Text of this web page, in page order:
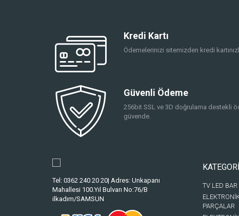
Kredi Kartı
Ödemelerinizi sitemizden kredi
Güvenli Ödeme
256bit SSL ve 3D doğrulama destekli
güvende.
Tel: 0362 240 20 20| Adres: Unkapanı
Mahallesi 100.Yıl Bulvarı No:76/B
ilkadım/SAMSUN
TV LED BAR
PARÇALAR